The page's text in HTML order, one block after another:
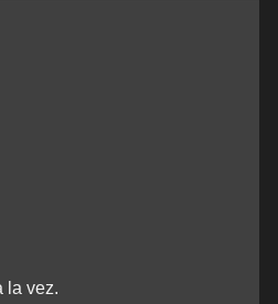
la vez.